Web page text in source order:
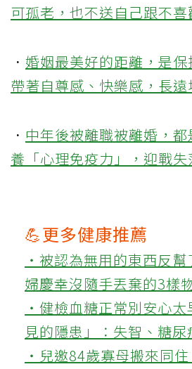
可孤老，也不送自己跟不
． 婚姻最美好的距離，是
帶著自尊感、快樂感，長
． 中年後被離職被離婚，
養「心理免疫力」，迎戰
💪更多健康推薦
‧被認為無用的東西反幫
婦慶幸沒隨手丟棄的3樣
‧健檢血糖正常別安心太
見的隱患」：失智、糖尿
‧兒邀84歲寡母搬來同